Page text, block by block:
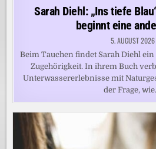
in
Sarah Diehl: „Ins tiefe
beginnt eine
5. AUGUST 2026
Beim Tauchen findet Sarah Diehl
Zugehörigkeit. In ihrem Buch
Unterwassererlebnisse mit
der Frage,